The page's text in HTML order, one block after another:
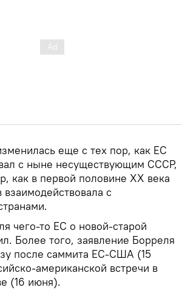
еще с тех пор, как ЕС
с ныне несуществующим СССР,
как в первой половине ХХ века
взаимодействовала с
чего-то ЕС о новой-старой
Более того, заявление Борреля
после саммита ЕС-США (15
американской встречи в
(16 июня).